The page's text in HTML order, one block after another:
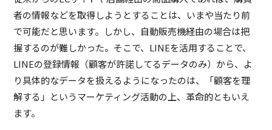
者の情報などを取得しようとすることは、いまや当たり前
で可能だと思います。しかし、自動販売機経由の場合は把
握するのが難しかった。そこで、LINEを活用することで、
LINEの登録情報（顧客が許諾してるデータのみ）から、よ
り具体的なデータを扱えるようになったのは、「顧客を理
解する」というマーケティング活動の上、革命的ともいえ
ます。